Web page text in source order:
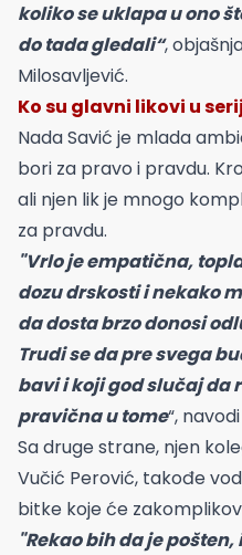
koliko se uklapa u ono
do tada gledali“,
Milosavljević.
Ko su glavni likovi u
Nada Savić je mlada
bori za pravo i pravdu.
ali njen lik je mnogo
za pravdu.
"Vrlo je empatična,
dozu drskosti i nekako
da dosta brzo donosi
Trudi se da pre svega
bavi i koji god slučaj da
pravična u tome“,
Sa druge strane, njen
Vučić Perović, takođe
bitke koje će
"Rekao bih da je